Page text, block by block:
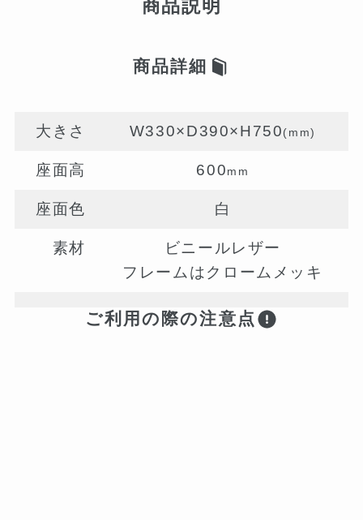
商品説明
商品詳細
大きさ W330×D390×H750(mm)
座面高 600mm
座面色 白
素材
ビニールレザー
フレームはクロームメッキ
ご利用の際の注意点